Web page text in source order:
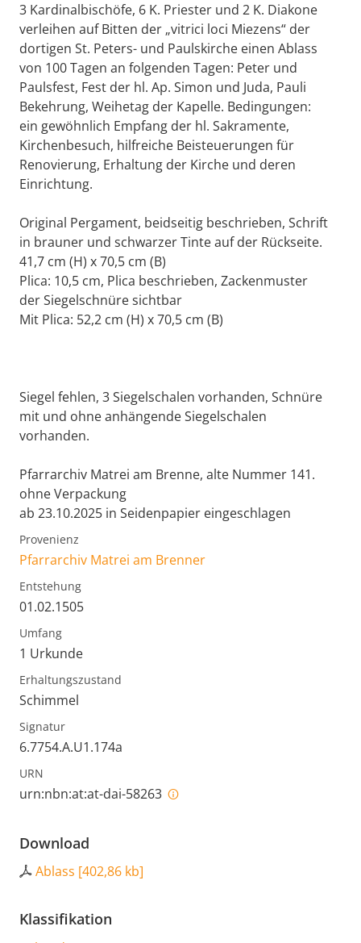
3 Kardinalbischöfe, 6 K. Priester und 2 K. Diakone
verleihen auf Bitten der „vitrici loci Miezens“ der
dortigen St. Peters- und Paulskirche einen Ablass
von 100 Tagen an folgenden Tagen: Peter und
Paulsfest, Fest der hl. Ap. Simon und Juda, Pauli
Bekehrung, Weihetag der Kapelle. Bedingungen:
ein gewöhnlich Empfang der hl. Sakramente,
Kirchenbesuch, hilfreiche Beisteuerungen für
Renovierung, Erhaltung der Kirche und deren
Einrichtung.
Original Pergament, beidseitig beschrieben, Schrift
in brauner und schwarzer Tinte auf der Rückseite.
41,7 cm (H) x 70,5 cm (B)
Plica: 10,5 cm, Plica beschrieben, Zackenmuster
der Siegelschnüre sichtbar
Mit Plica: 52,2 cm (H) x 70,5 cm (B)
Siegel fehlen, 3 Siegelschalen vorhanden, Schnüre
mit und ohne anhängende Siegelschalen
vorhanden.
Pfarrarchiv Matrei am Brenne, alte Nummer 141.
ohne Verpackung
ab 23.10.2025 in Seidenpapier eingeschlagen
Provenienz
Pfarrarchiv Matrei am Brenner
Entstehung
01.02.1505
Umfang
1 Urkunde
Erhaltungszustand
Schimmel
Signatur
6.7754.A.U1.174a
URN
urn:nbn:at:at-dai-58263
Download
Ablass [402,86 kb]
Klassifikation